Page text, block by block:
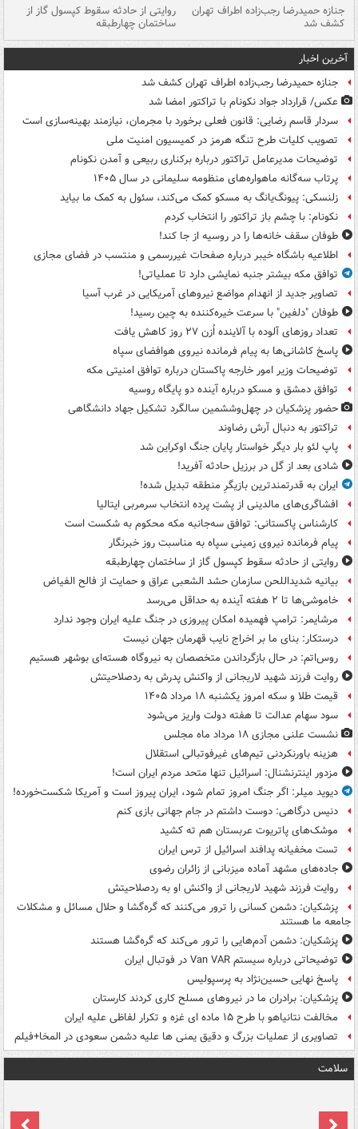
جنازه حمیدرضا رجب‌زاده اطراف تهران
کشف شد
روایتی از حادثه سقوط کپسول گاز از
ساختمان چهارطبقه
آخرین اخبار
جنازه حمیدرضا رجب‌زاده اطراف تهران کشف شد
عکس/ قرارداد جواد نکونام با تراکتور امضا شد
سردار قاسم رضایی: قانون فعلی برخورد با مجرمان، نیازمند بهینه‌سازی است
تصویب کلیات طرح تنگه هرمز در کمیسیون امنیت ملی
توضیحات مدیرعامل تراکتور درباره برکناری ربیعی و آمدن نکونام
پرتاب سه‌گانه ماهواره‌های منظومه سلیمانی در سال ۱۴۰۵
زلنسکی: پیونگ‌یانگ به مسکو کمک می‌کند، سئول به کمک ما بیاید
نکونام: با چشم باز تراکتور را انتخاب کردم
طوفان سقف خانه‌ها را در روسیه از جا ‌کند!
اطلاعیه باشگاه خیبر درباره صفحات غیررسمی و منتسب در فضای مجازی
توافق مکه بیشتر جنبه نمایشی دارد تا عملیاتی!
تصاویر جدید از انهدام مواضع نیروهای آمریکایی در غرب آسیا
طوفان "دلفین" با سرعت خیره‌کننده به چین رسید!
تعداد روزهای آلوده با آلاینده اُزن ۲۷ روز کاهش یافت
پاسخ کاشانی‌ها به پیام فرمانده نیروی هوافضای سپاه
توضیحات وزیر امور خارجه پاکستان درباره توافق امنیتی مکه
توافق دمشق و مسکو درباره آینده دو پایگاه روسیه
حضور پزشکیان در چهل‌وششمین سالگرد تشکیل جهاد دانشگاهی
تراکتور به دنبال آرش رضاوند
پاپ لئو بار دیگر خواستار پایان جنگ اوکراین شد
شادی بعد از گل در برزیل حادثه آفرید!
ایران به قدرتمندترین بازیگرِ منطقه تبدیل شده!
افشاگری‌های مالدینی از پشت پرده انتخاب سرمربی ایتالیا
کارشناس پاکستانی: توافق سه‌جانبه مکه محکوم به شکست است
پیام فرمانده نیروی زمینی سپاه به مناسبت روز خبرنگار
روایتی از حادثه سقوط کپسول گاز از ساختمان چهارطبقه
بیانیه شدیداللحن سازمان حشد الشعبی عراق و حمایت از فالح الفیاض
خاموشی‌ها تا ۲ هفته آینده به حداقل می‌رسد
مرشایمر: ترامپ فهمیده امکان پیروزی در جنگ علیه ایران وجود ندارد
درستکار: بنای ما بر اخراج نایب قهرمان جهان نیست
روس‌اتم: در حال بازگرداندن متخصصان به نیروگاه هسته‌ای بوشهر هستیم
روایت فرزند شهید لاریجانی از واکنش پدرش به ردصلاحیتش
قیمت طلا و سکه امروز یکشنبه ۱۸ مرداد ۱۴۰۵
سود سهام عدالت تا هفته دولت واریز می‌شود
نشست علنی مجازی ۱۸ مرداد ماه مجلس
هزینه باورنکردنی تیم‌های غیرفوتبالی استقلال
مزدور اینترنشنال: اسرائیل تنها متحد مردم ایران است!
دیوید میلر: اگر جنگ امروز تمام شود، ایران پیروز است و آمریکا شکست‌خورده!
دنیس درگاهی: دوست داشتم در جام جهانی بازی کنم
موشک‌های پاتریوت عربستان هم ته‌ کشید
تست مخفیانه پدافند اسرائیل از ترس ایران
جاده‌های مشهد آماده میزبانی از زائران رضوی
روایت فرزند شهید لاریجانی از واکنش او به ردصلاحیتش
پزشکیان: دشمن کسانی را ترور می‌کنند که گره‌گشا و حلال مسائل و مشکلات
جامعه ما هستند
پزشکیان: دشمن آدم‌هایی را ترور می‌کند که گره‌گشا هستند
توضیحاتی درباره سیستم Van VAR در فوتبال ایران
پاسخ نهایی حسین‌نژاد به پرسپولیس
پزشکیان: برادران ما در نیروهای مسلح کاری کردند کارستان
مخالفت نتانیاهو با طرح ۱۵ ماده ای غزه و تکرار لفاظی علیه ایران
تصاویری از عملیات بزرگ و دقیق یمنی ها علیه دشمن سعودی در المخا+فیلم
سلامت